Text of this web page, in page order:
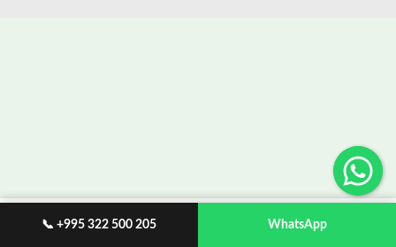
My account
📞 +995 322 500 205 WhatsApp